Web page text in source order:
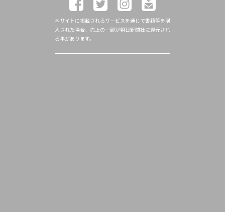
本サイトに掲載されるサービスを通じて書籍等を購
入された場合、売上の一部が朝日新聞社に還元され
る事があります。